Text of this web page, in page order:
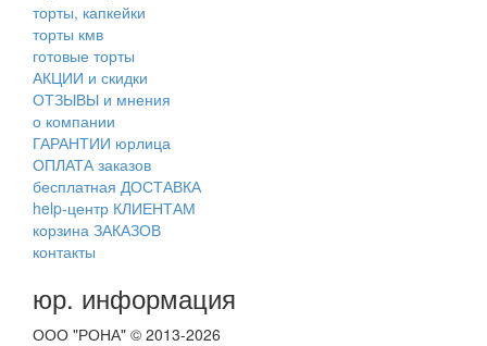
торты, капкейки
торты кмв
готовые торты
АКЦИИ и скидки
ОТЗЫВЫ и мнения
о компании
ГАРАНТИИ юрлица
ОПЛАТА заказов
бесплатная ДОСТАВКА
help-центр КЛИЕНТАМ
корзина ЗАКАЗОВ
контакты
юр. информация
ООО "РОНА" © 2013-2026